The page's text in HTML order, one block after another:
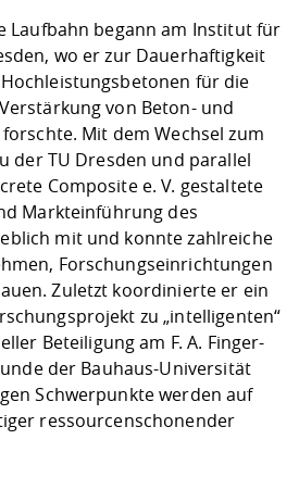
Laufbahn begann am Institut für
wo er zur Dauerhaftigkeit
für die
von Beton- und
Mit dem Wechsel zum
der TU Dresden und parallel
Composite e. V. gestaltete
Markteinführung des
mit und konnte zahlreiche
Forschungseinrichtungen
Zuletzt koordinierte er ein
zu „intelligenten“
Beteiligung am F. A. Finger-
der Bauhaus-Universität
Schwerpunkte werden auf
ressourcenschonender